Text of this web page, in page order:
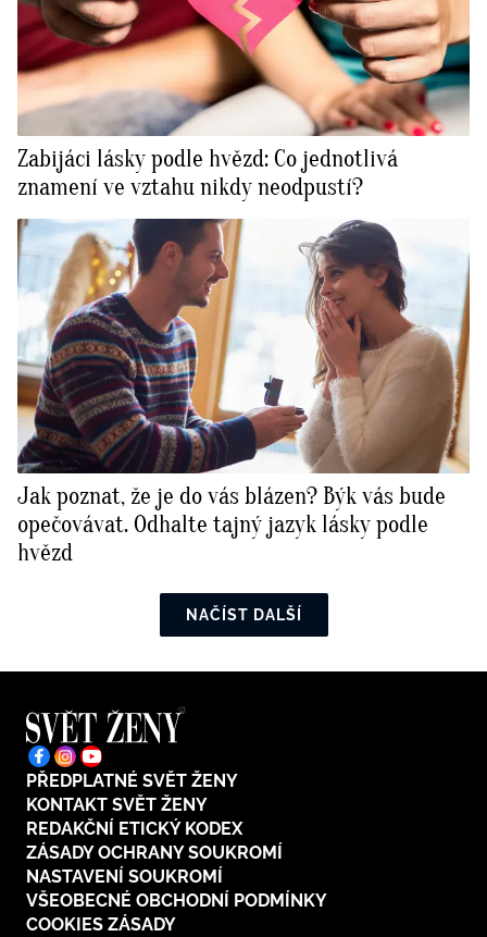
Zabijáci lásky podle hvězd: Co jednotlivá
znamení ve vztahu nikdy neodpustí?
Jak poznat, že je do vás blázen? Býk vás bude
opečovávat. Odhalte tajný jazyk lásky podle
hvězd
NAČÍST DALŠÍ
PŘEDPLATNÉ SVĚT ŽENY
KONTAKT SVĚT ŽENY
REDAKČNÍ ETICKÝ KODEX
ZÁSADY OCHRANY SOUKROMÍ
NASTAVENÍ SOUKROMÍ
VŠEOBECNÉ OBCHODNÍ PODMÍNKY
COOKIES ZÁSADY